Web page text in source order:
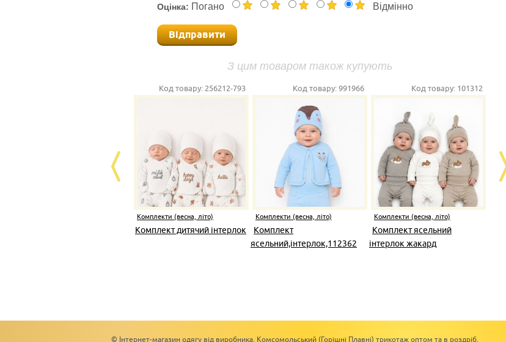
Оцінка: Погано Відмінно
Відправити
З цим товаром також купують
Код товару: 256212-793
Комплекти (весна, літо)
Комплект дитячий інтерлок
Код товару:991966
Комплекти (весна, літо)
Комплект
ясельний,інтерлок,112362
Код товару: 101312
Комплекти (весна, літо)
Комплект ясельний
інтерлок жакард
© Інтернет-магазин одягу від виробника. Комсомольський (Горішні Плавні) трикотаж оптом та в роздріб.